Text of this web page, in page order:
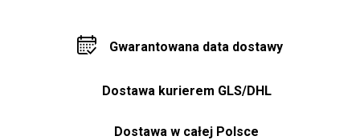
Gwarantowana data dostawy
Dostawa kurierem GLS/DHL
Dostawa w całej Polsce